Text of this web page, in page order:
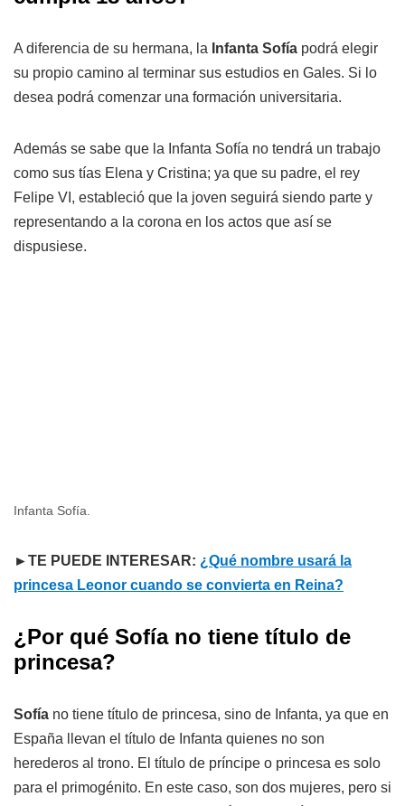
A diferencia de su hermana, la Infanta Sofía podrá elegir
su propio camino al terminar sus estudios en Gales. Si lo
desea podrá comenzar una formación universitaria.
Además se sabe que la Infanta Sofía no tendrá un trabajo
como sus tías Elena y Cristina; ya que su padre, el rey
Felipe VI, estableció que la joven seguirá siendo parte y
representando a la corona en los actos que así se
dispusiese.
Infanta Sofía.
►TE PUEDE INTERESAR: ¿Qué nombre usará la
princesa Leonor cuando se convierta en Reina?
¿Por qué Sofía no tiene título de
princesa?
Sofía no tiene título de princesa, sino de Infanta, ya que en
España llevan el título de Infanta quienes no son
herederos al trono. El título de príncipe o princesa es solo
para el primogénito. En este caso, son dos mujeres, pero si